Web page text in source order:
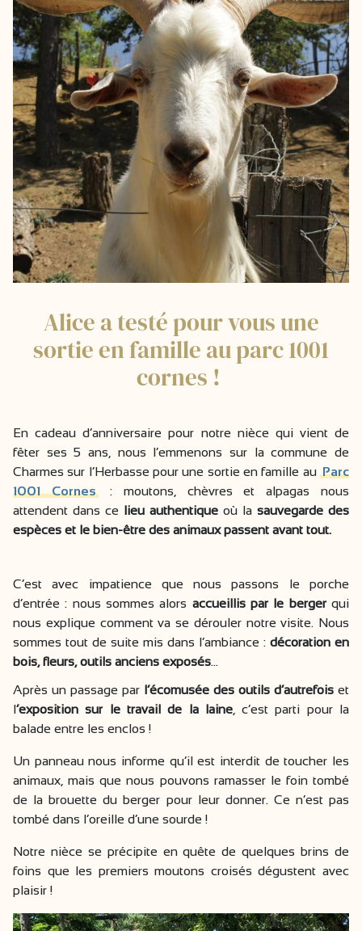
Alice a testé pour vous une
sortie en famille au parc 1001
cornes !
En cadeau d’anniversaire pour notre nièce qui vient de
fêter ses 5 ans, nous l’emmenons sur la commune de
Charmes sur l’Herbasse pour une sortie en famille au Parc
1001 Cornes
: moutons, chèvres et alpagas nous
attendent dans ce lieu authentique où la sauvegarde des
espèces et le bien-être des animaux passent avant tout.
C’est avec impatience que nous passons le porche
d’entrée : nous sommes alors accueillis par le bergerqui
nous explique comment va se dérouler notre visite. Nous
sommes tout de suite mis dans l’ambiance : décoration en
bois, fleurs, outils anciens exposés…
Après un passage par l’écomusée des outils d’autrefois et
l’exposition sur le travail de la laine, c’est parti pour la
balade entre les enclos !
Un panneau nous informe qu’il est interdit de toucher les
animaux, mais que nous pouvons ramasser le foin tombé
de la brouette du berger pour leur donner. Ce n’est pas
tombé dans l’oreille d’une sourde !
Notre nièce se précipite en quête de quelques brins de
foins que les premiers moutons croisés dégustent avec
plaisir !